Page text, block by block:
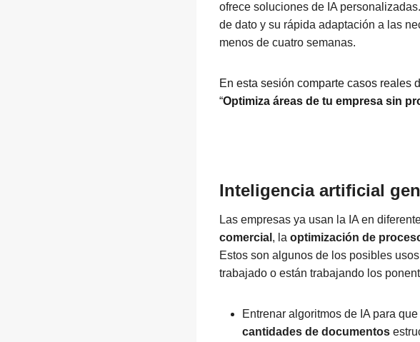
ofrece soluciones de IA
de dato y su rápida adaptación a las
menos de cuatro semanas.
En esta sesión comparte casos reales
“Optimiza áreas de tu empresa sin
Inteligencia artificial
Las empresas ya usan la IA en
comercial , la optimización de
Estos son algunos de los posibles
trabajado o están trabajando los
Entrenar algoritmos de IA para
cantidades de documentos